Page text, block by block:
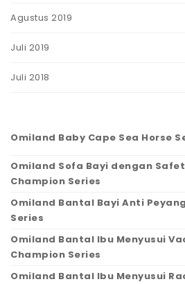
Agustus 2019
Juli 2019
Juli 2018
Omiland Baby Cape Sea Horse
Omiland Sofa Bayi dengan
Champion Series
Omiland Bantal Bayi Anti
Series
Omiland Bantal Ibu Menyusui
Champion Series
Omiland Bantal Ibu Menyusui